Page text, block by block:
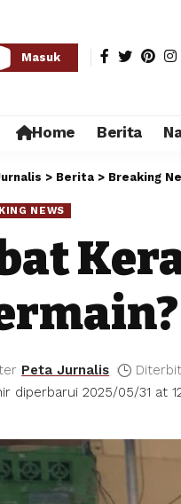
Masuk
Home Berita
> Berita > Breaking
NEWS
diperbarui 2025/05/31 at
Peta Jurnalis